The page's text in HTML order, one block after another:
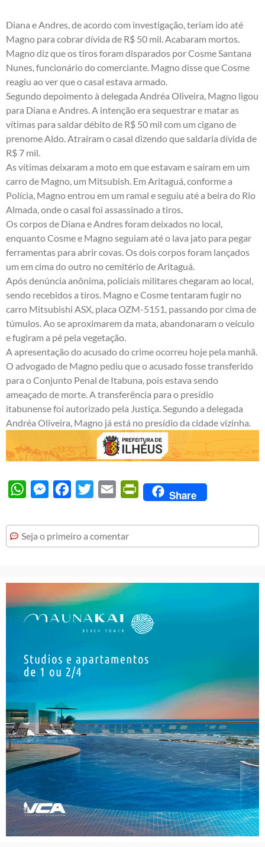
Diana e Andres, de acordo com investigação, teriam ido até
Magno para cobrar dívida de R$ 50 mil. Acabaram mortos.
Magno diz que os tiros foram disparados por Cosme Santana
Nunes, funcionário do comerciante. Magno disse que Cosme
reagiu ao ver que o casal estava armado.
Segundo depoimento à delegada Andréa Oliveira, Magno ligou
para Diana e Andres. A intenção era sequestrar e matar as
vítimas para saldar débito de R$ 50 mil com um cigano de
prenome Aldo. Atraíram o casal dizendo que saldaria dívida de
R$ 7 mil.
As vítimas deixaram a moto em que estavam e saíram em um
carro de Magno, um Mitsubish. Em Aritaguá, conforme a
Polícia, Magno entrou em um ramal e seguiu até a beira do Rio
Almada, onde o casal foi assassinado a tiros.
Os corpos de Diana e Andres foram deixados no local,
enquanto Cosme e Magno seguiam até o lava jato para pegar
ferramentas para abrir covas. Os dois corpos foram lançados
um em cima do outro no cemitério de Aritaguá.
Após denúncia anônima, policiais militares chegaram ao local,
sendo recebidos a tiros. Magno e Cosme tentaram fugir no
carro Mitsubishi ASX, placa OZM-5151, passando por cima de
túmulos. Ao se aproximarem da mata, abandonaram o veículo
e fugiram a pé pela vegetação.
A apresentação do acusado do crime ocorreu hoje pela manhã.
O advogado de Magno pediu que o acusado fosse transferido
para o Conjunto Penal de Itabuna, pois estava sendo
ameaçado de morte. A transferência para o presídio
itabunense foi autorizado pela Justiça. Segundo a delegada
Andréa Oliveira, Magno já está no presídio da cidade vizinha.
WhatsAppMessengerFacebook
Twitter Email PrintFriendly
Share
Seja o primeiro a comentar